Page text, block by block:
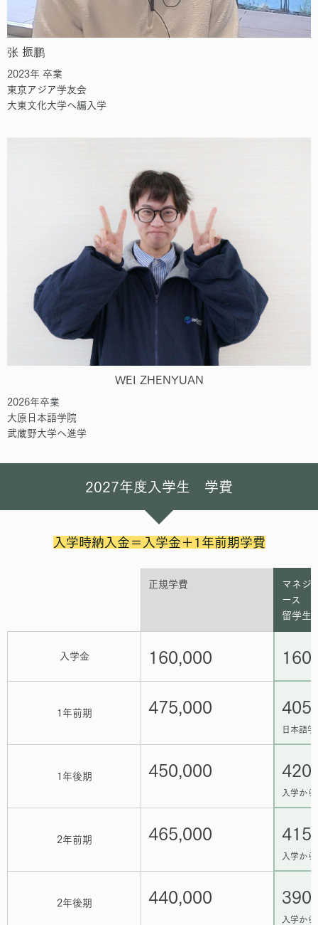
张 振鹏
2023年 卒業
東京アジア学友会
大東文化大学へ編入学
WEI ZHENYUAN
2026年卒業
大原日本語学院
武蔵野大学へ進学
2027年度入学生 学費
入学時納入金＝入学金＋1年前期学費
正規学費
マネジ
ース
留学生
入学金 160,000
1年前期 475,000
日本語
1年後期 450,000
入学か
2年前期 465,000
入学か
2年後期 440,000
入学か